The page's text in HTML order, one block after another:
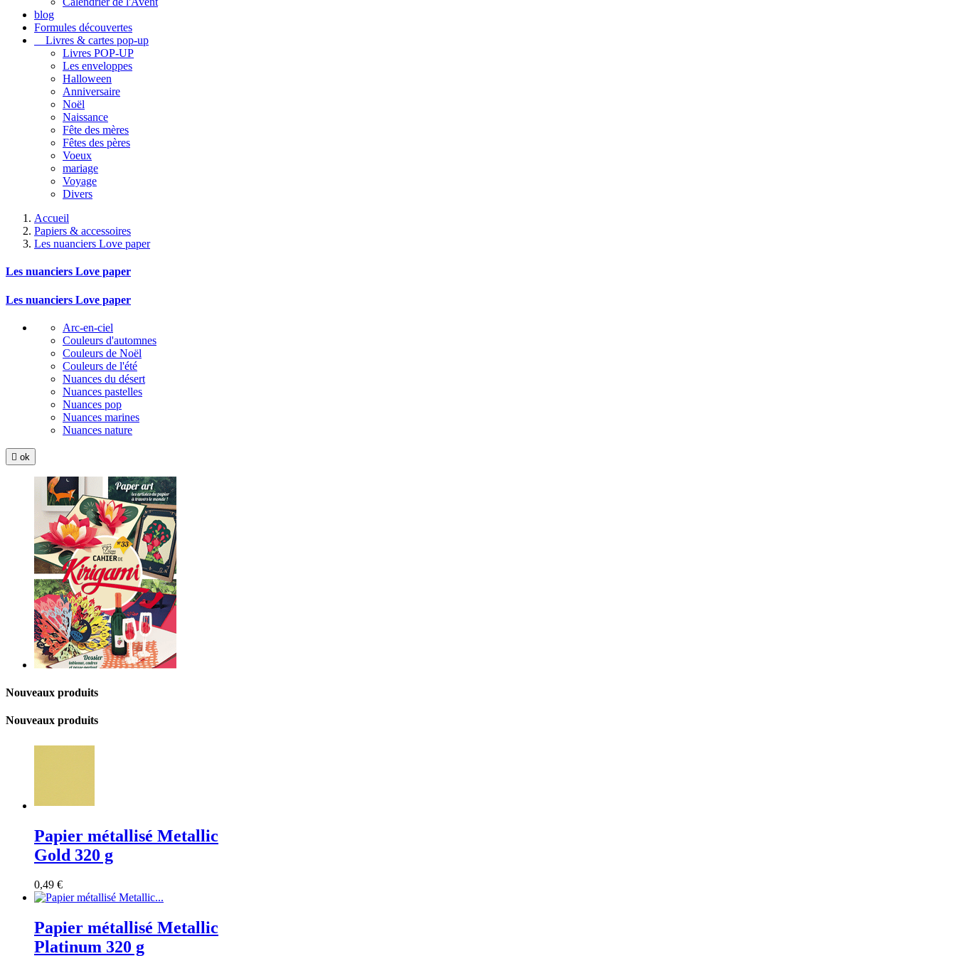
blog
Formules découvertes
Livres & cartes pop-up
Livres POP-UP
Les enveloppes
Halloween
Anniversaire
Noël
Naissance
Fête des mères
Fêtes des pères
Voeux
mariage
Voyage
Divers
Accueil
Papiers & accessoires
Les nuanciers Love paper
Les nuanciers Love paper
Les nuanciers Love paper
Arc-en-ciel
Couleurs d'automnes
Couleurs de Noël
Couleurs de l'été
Nuances du désert
Nuances pastelles
Nuances pop
Nuances marines
Nuances nature
 ok
Nouveaux produits
Nouveaux produits
Papier métallisé Metallic
Gold 320 g
0,49 €
Papier métallisé Metallic
Platinum 320 g